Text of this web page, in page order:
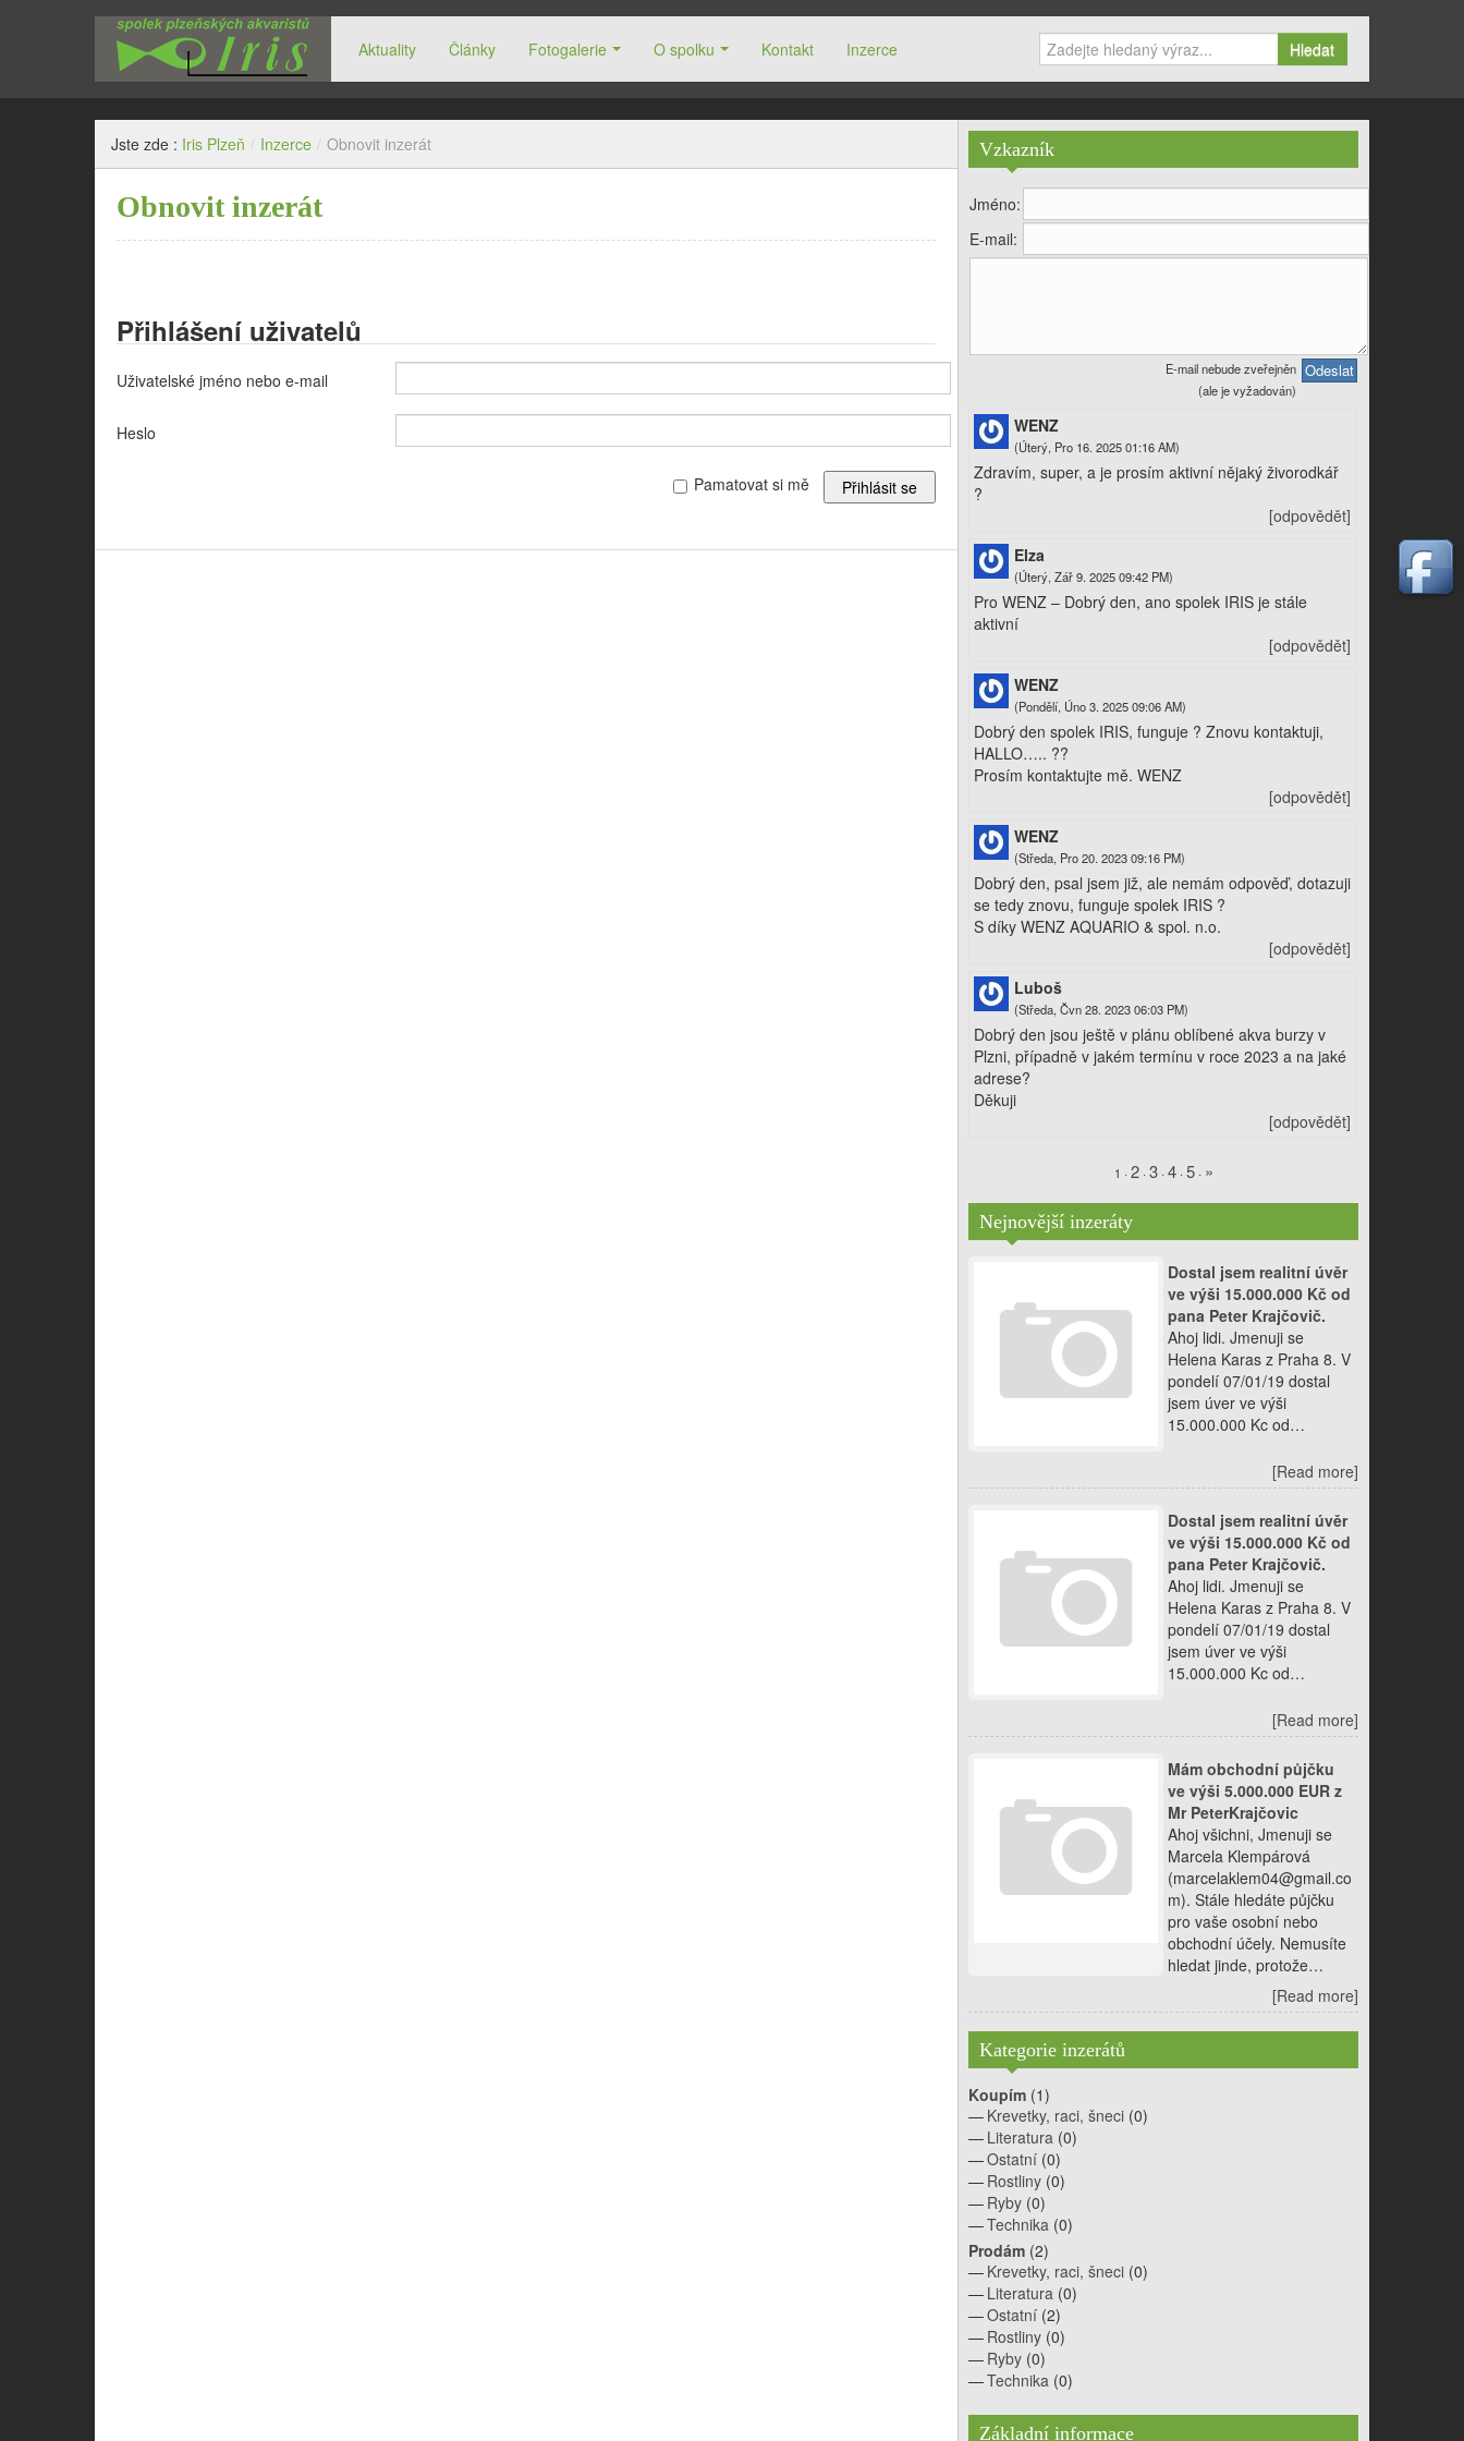
Aktuality Články Fotogalerie O spolku Kontakt Inzerce Hledat
Spolek plzeňských akvaristů Iris
Jste zde : Iris Plzeň / Inzerce / Obnovit inzerát
Obnovit inzerát
Přihlášení uživatelů
Uživatelské jméno nebo e-mail
Heslo
Pamatovat si mě
Vzkazník
Jméno:
E-mail:
E-mail nebude zveřejněn
(ale je vyžadován)
WENZ
(Úterý, Pro 16. 2025 01:16 AM)
Zdravím, super, a je prosím aktivní nějaký živorodkář
?
[odpovědět]
Elza
(Úterý, Zář 9. 2025 09:42 PM)
Pro WENZ – Dobrý den, ano spolek IRIS je stále
aktivní
[odpovědět]
WENZ
(Pondělí, Úno 3. 2025 09:06 AM)
Dobrý den spolek IRIS, funguje ? Znovu kontaktuji,
HALLO….. ??
Prosím kontaktujte mě. WENZ
[odpovědět]
WENZ
(Středa, Pro 20. 2023 09:16 PM)
Dobrý den, psal jsem již, ale nemám odpověď, dotazuji
se tedy znovu, funguje spolek IRIS ?
S díky WENZ AQUARIO & spol. n.o.
[odpovědět]
Luboš
(Středa, Čvn 28. 2023 06:03 PM)
Dobrý den jsou ještě v plánu oblíbené akva burzy v
Plzni, případně v jakém termínu v roce 2023 a na jaké
adrese?
Děkuji
[odpovědět]
1 ·2·3·4·5· »
Nejnovější inzeráty
Dostal jsem realitní úvěr
ve výši 15.000.000 Kč od
pana Peter Krajčovič.
Ahoj lidi. Jmenuji se
Helena Karas z Praha 8. V
pondelí 07/01/19 dostal
jsem úver ve výši
15.000.000 Kc od…
[Read more]
Dostal jsem realitní úvěr
ve výši 15.000.000 Kč od
pana Peter Krajčovič.
Ahoj lidi. Jmenuji se
Helena Karas z Praha 8. V
pondelí 07/01/19 dostal
jsem úver ve výši
15.000.000 Kc od…
[Read more]
Mám obchodní půjčku
ve výši 5.000.000 EUR z
Mr PeterKrajčovic
Ahoj všichni, Jmenuji se
Marcela Klempárová
(marcelaklem04@gmail.co
m). Stále hledáte půjčku
pro vaše osobní nebo
obchodní účely. Nemusíte
hledat jinde, protože…
[Read more]
Kategorie inzerátů
Koupím (1)
Krevetky, raci, šneci (0)
Literatura (0)
Ostatní (0)
Rostliny (0)
Ryby (0)
Technika (0)
Prodám (2)
Krevetky, raci, šneci (0)
Literatura (0)
Ostatní (2)
Rostliny (0)
Ryby (0)
Technika (0)
Základní informace